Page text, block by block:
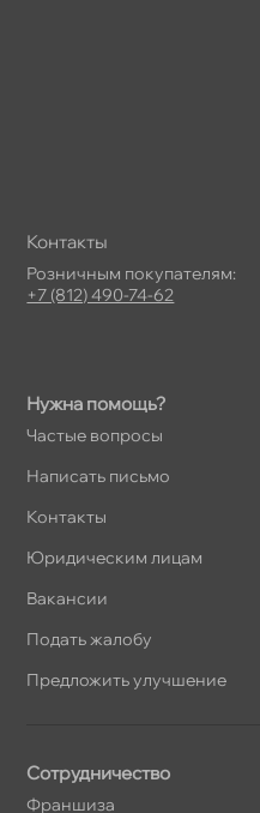
Нужна помощь?
Частые вопросы
Написать письмо
Контакты
Юридическим лицам
акансии
Подать жалобу
Предложить улучшение
Сотрудничество
Франшиза
Контакты
Розничным покупателям:
+7 (812) 490-74-62